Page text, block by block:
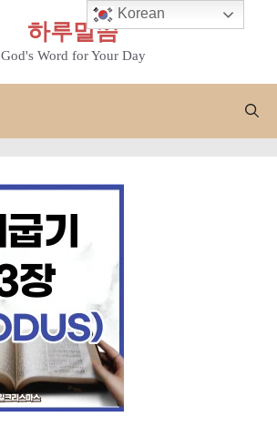
하루말씀
God's Word for Your Day
Korean